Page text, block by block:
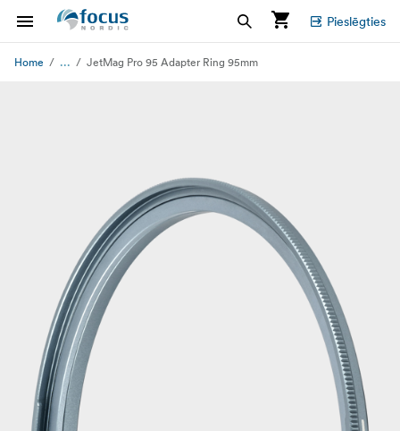
Pieslēgties
Home ... JetMag Pro 95 Adapter Ring 95mm